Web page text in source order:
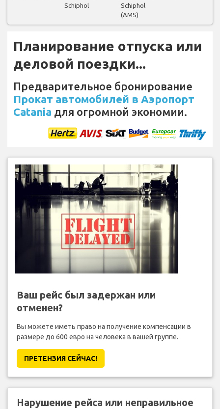
Schiphol
Schiphol
(AMS)
Планирование отпуска или
деловой поездки...
Предварительное бронирование
Прокат автомобилей в Аэропорт
Catania для огромной экономии.
Ваш рейс был задержан или
отменен?
Вы можете иметь право на получение компенсации в
размере до 600 евро на человека в вашей группе.
ПРЕТЕНЗИЯ CЕЙЧАС!
Нарушение рейса или неправильное